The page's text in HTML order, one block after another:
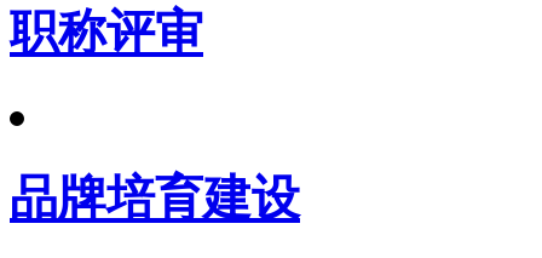
职称评审
品牌培育建设